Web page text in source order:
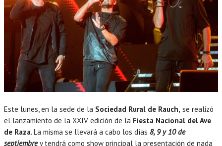
Este lunes, en la sede de la Sociedad Rural de Rauch, se realizó
el lanzamiento de la XXIV edición de la Fiesta Nacional del Ave
de Raza. La misma se llevará a cabo los días 8, 9 y 10 de
septiembrey tendrá como show principal la presentación de nada